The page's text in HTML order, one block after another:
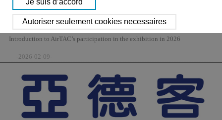
2026 Trade Show Schedule
Introduction to AirTAC’s participation in the exhibition in 2026
-2026-02-09-